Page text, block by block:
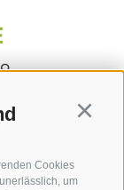
Cookies
um